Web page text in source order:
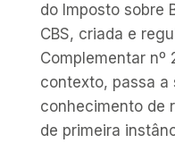
do Imposto sobre
CBS, criada e
Complementar nº
contexto, passa a
conhecimento de
de primeira